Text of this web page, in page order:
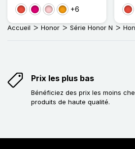
RougeMagenta
RoseOrange
+6
Accueil Honor Série Honor N
Prix les plus bas
Bénéficiez des prix les moins
produits de haute qualité.